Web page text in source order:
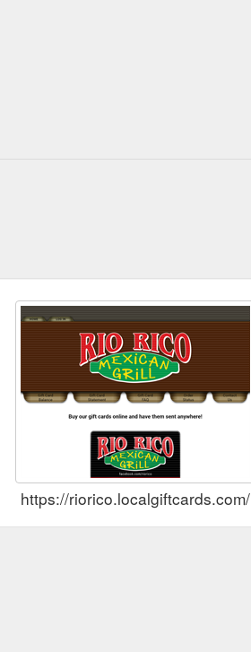
https://riorico.localgiftcards.com/